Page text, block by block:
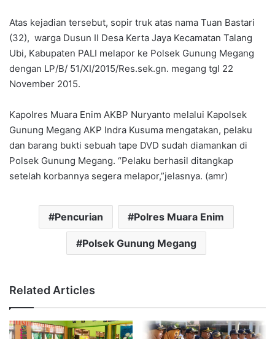
Atas kejadian tersebut, sopir truk atas nama Tuan Bastari
(32), warga Dusun II Desa Kerta Jaya Kecamatan Talang
Ubi, Kabupaten PALI melapor ke Polsek Gunung Megang
dengan LP/B/ 51/XI/2015/Res.sek.gn. megang tgl 22
November 2015.
Kapolres Muara Enim AKBP Nuryanto melalui Kapolsek
Gunung Megang AKP Indra Kusuma mengatakan, pelaku
dan barang bukti sebuah tape DVD sudah diamankan di
Polsek Gunung Megang. “Pelaku berhasil ditangkap
setelah korbannya segera melapor,”jelasnya. (amr)
Pencurian Polres Muara Enim
Polsek Gunung Megang
Related Articles